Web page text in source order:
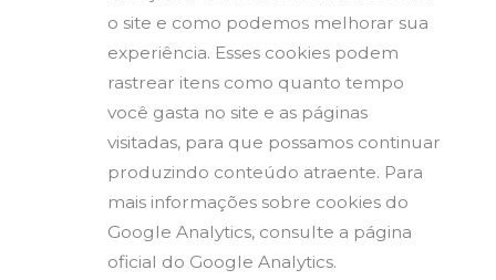
o site e como podemos melhorar sua
experiência. Esses cookies podem
rastrear itens como quanto tempo
você gasta no site e as páginas
visitadas, para que possamos continuar
produzindo conteúdo atraente. Para
mais informações sobre cookies do
Google Analytics, consulte a página
oficial do Google Analytics.